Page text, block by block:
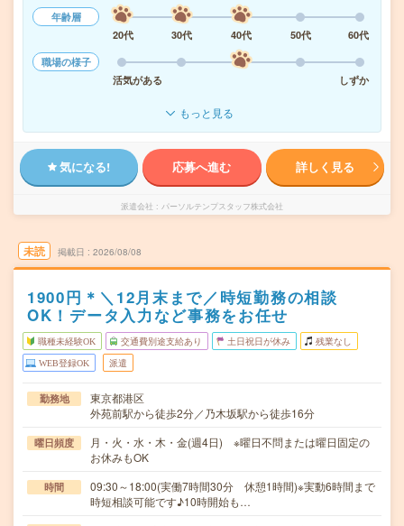
年齢層
20代
30代 40代 50代
60代
職場の様子
活気がある
しずか
もっと見る
気になる! 応募へ進む 詳しく見る
派遣会社 パーソルテンプスタッフ株式会社
未読 掲載日 2026/08/08
1900円＊＼12月末まで／時短勤務の相談
OK！データ入力など事務をお任せ
職種未経験OK 交通費別途支給あり 土日祝日が休み 残業なし
WEB登録OK 派遣
勤務地
東京都港区
外苑前駅から徒歩2分／乃木坂駅から徒歩16分
曜日頻度
月・火・水・木・金(週4日) ※曜日不問または曜日固定の
お休みもOK
時間
09:30～18:00(実働7時間30分 休憩1時間)※実動6時間まで
時短相談可能です♪10時開始も…